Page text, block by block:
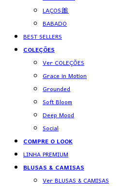
LAÇOS🎀
BABADO
BEST SELLERS
COLEÇÕES
Ver COLEÇÕES
Grace in Motion
Grounded
Soft Bloom
Deep Mood
Social
COMPRE O LOOK
LINHA PREMIUM
BLUSAS & CAMISAS
Ver BLUSAS & CAMISAS